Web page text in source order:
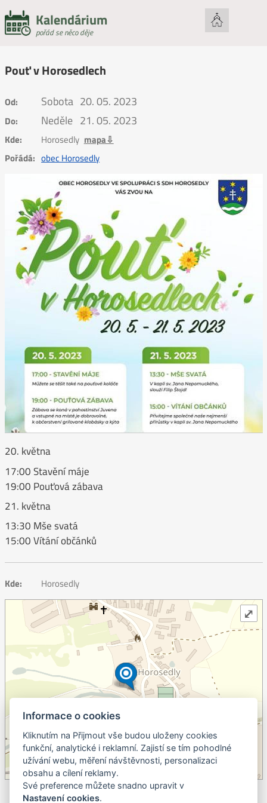
Kalendárium
pořád se něco děje
Pouť v Horosedlech
Od: Sobota 20. 05. 2023
Do: Neděle 21. 05. 2023
Kde: Horosedly mapa⇩
Pořádá: obec Horosedly
20. května
17:00 Stavění máje
19:00 Pouťová zábava
21. května
13:30 Mše svatá
15:00 Vítání občánků
Kde: Horosedly
©OpenStreetMapcontributors.
⤢
Informace o cookies
Kliknutím na Přijmout vše budou uloženy cookies
funkční, analytické i reklamní. Zajistí se tím pohodlné
užívání webu, měření návštěvnosti, personalizaci
obsahu a cílení reklamy.
Své preference můžete snadno upravit v
Nastavení cookies.